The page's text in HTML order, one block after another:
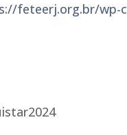
feteerj.org.br/wp-